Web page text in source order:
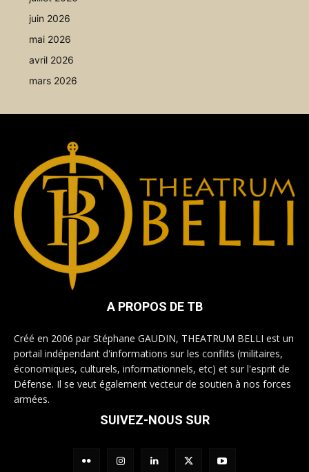
juin 2026
mai 2026
avril 2026
mars 2026
A PROPOS DE TB
Créé en 2006 par Stéphane GAUDIN, THEATRUM BELLI est un
portail indépendant d'informations sur les conflits (militaires,
économiques, culturels, informationnels, etc) et sur l'esprit de
Défense. Il se veut également vecteur de soutien à nos forces
armées.
SUIVEZ-NOUS SUR